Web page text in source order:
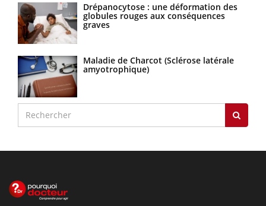
Drépanocytose : une déformation des
globules rouges aux conséquences
graves
Maladie de Charcot (Sclérose latérale
amyotrophique)